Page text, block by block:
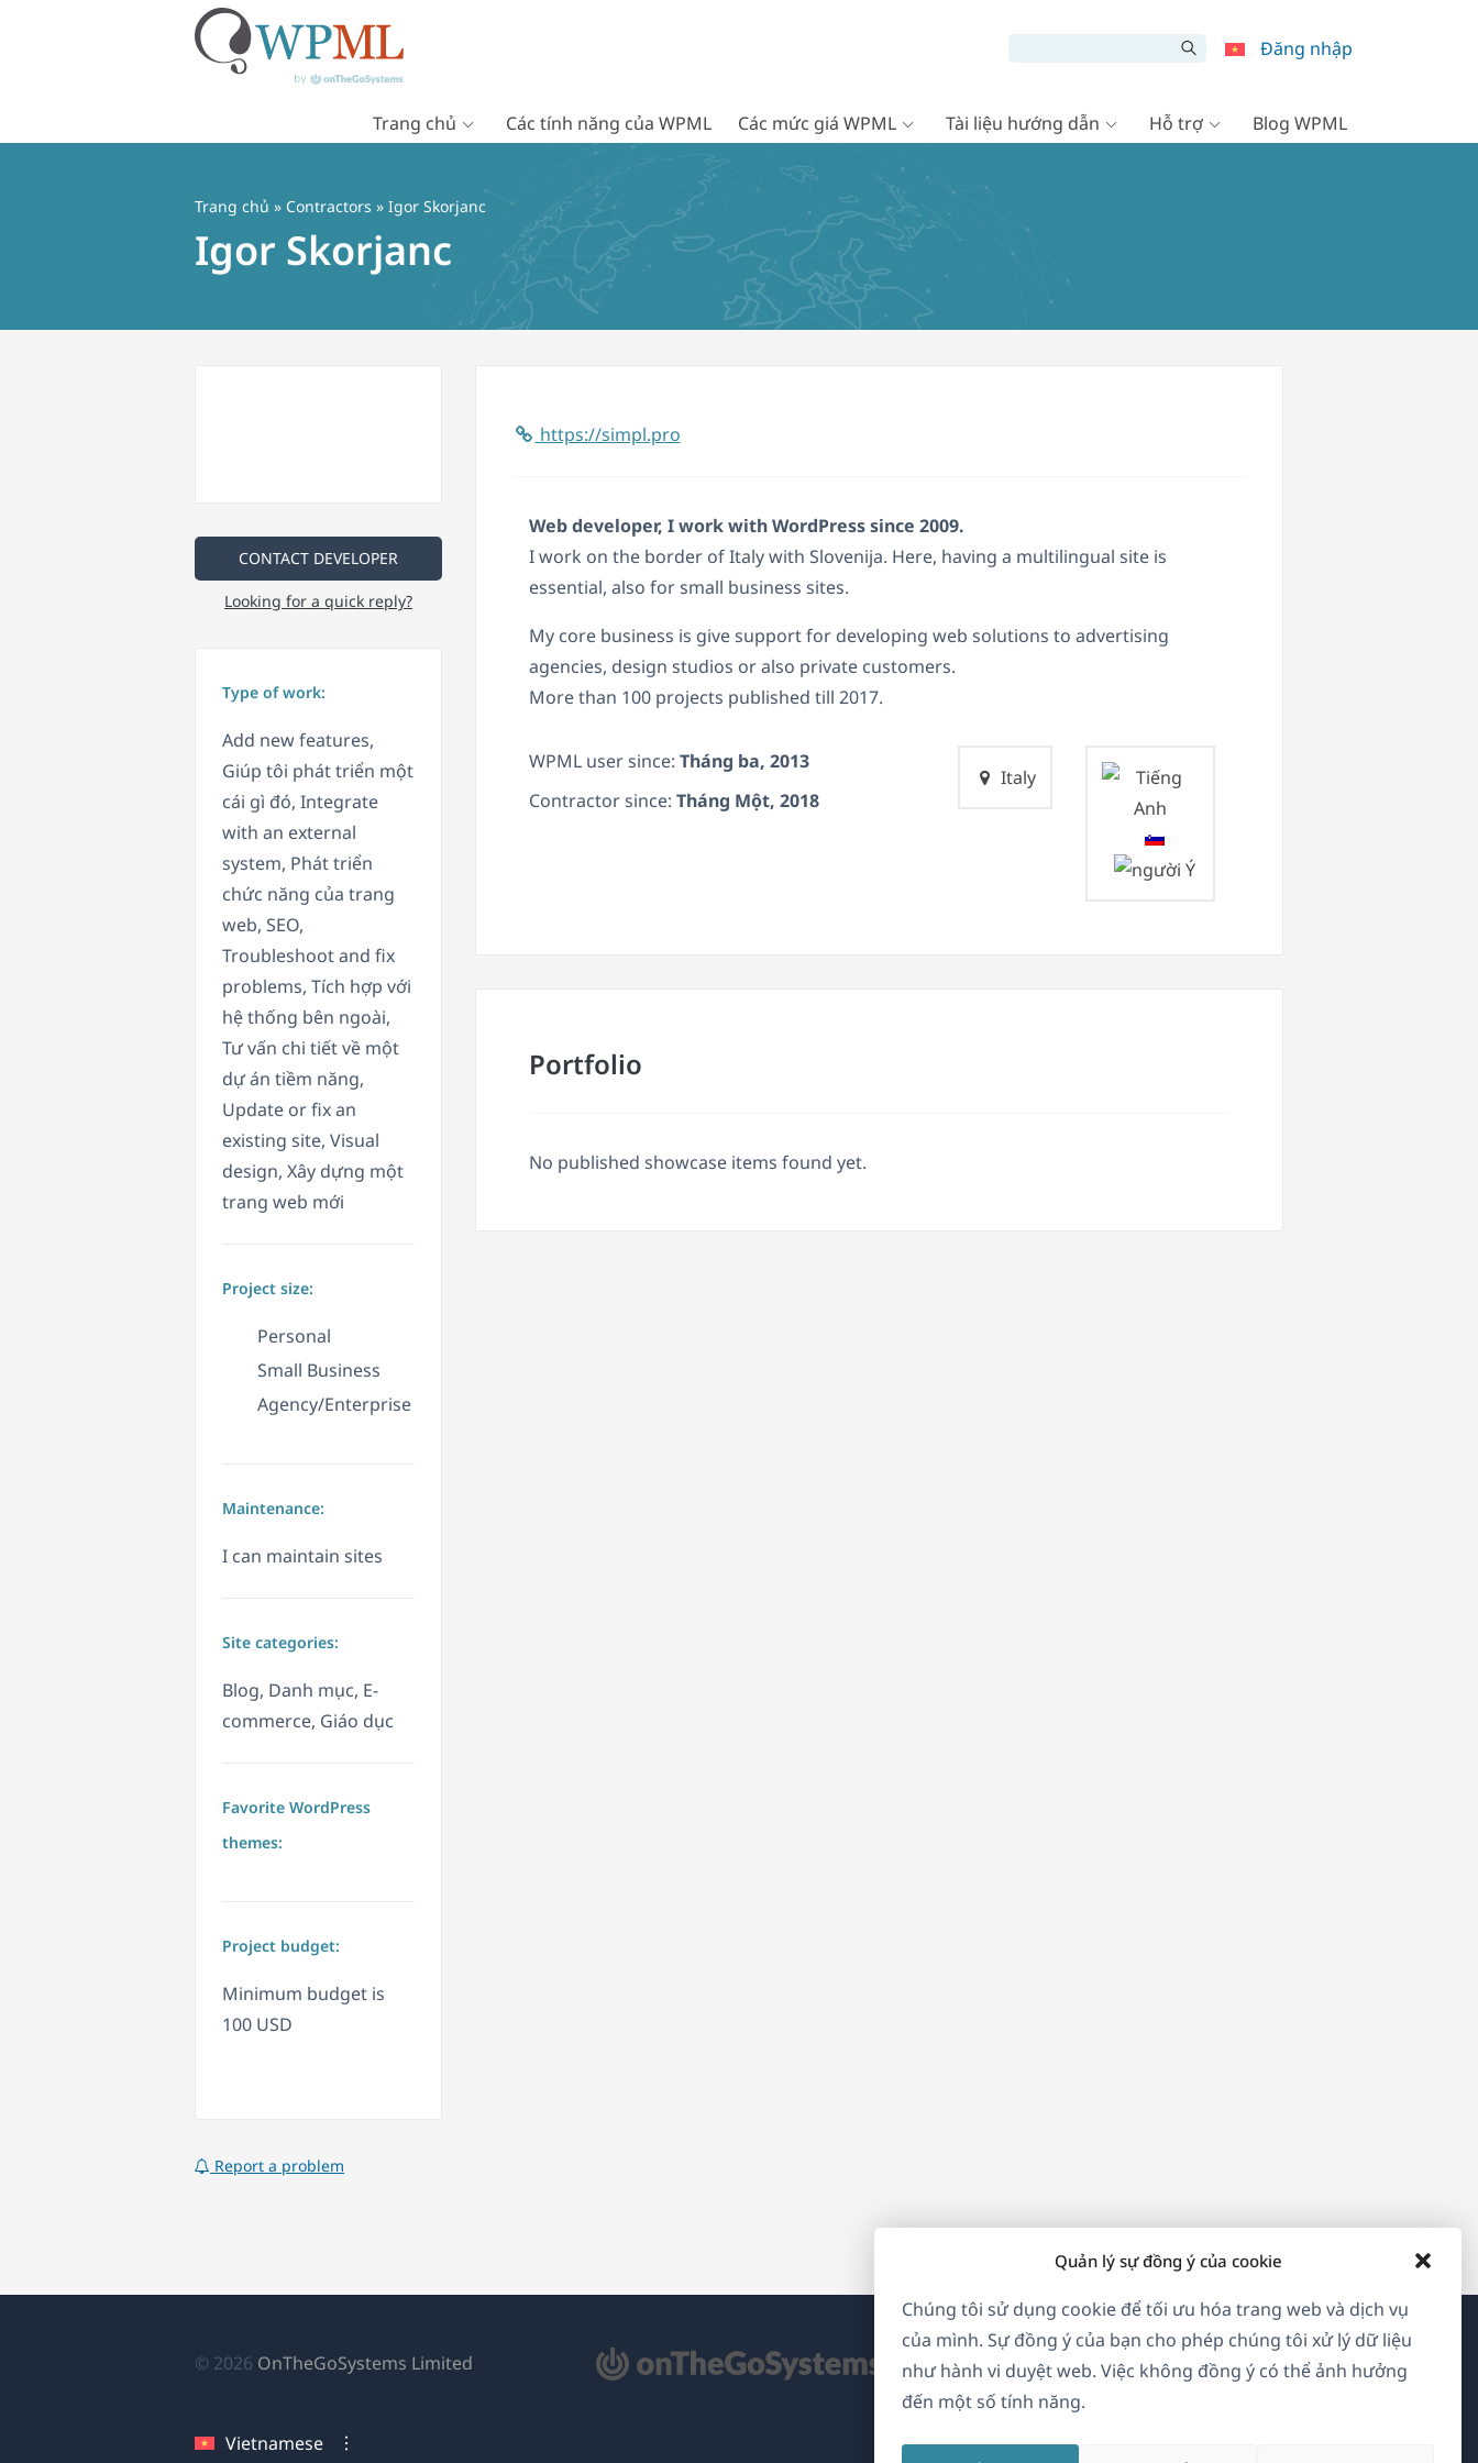
Quản lý sự đồng ý của cookie
Chúng tôi sử dụng cookie để tối ưu hóa trang web và dịch vụ
của mình. Sự đồng ý của bạn cho phép chúng tôi xử lý dữ liệu
như hành vi duyệt web. Việc không đồng ý có thể ảnh hưởng
đến một số tính năng.
Đăng nhập
Trang chủ Các tính năng của WPML Các mức giá WPML Tài liệu hướng dẫn Hỗ trợ Blog WPML
Trang chủ » Contractors » Igor Skorjanc
Igor Skorjanc
CONTACT DEVELOPER
Looking for a quick reply?
Type of work:
Add new features,
Giúp tôi phát triển một
cái gì đó, Integrate
with an external
system, Phát triển
chức năng của trang
web, SEO,
Troubleshoot and fix
problems, Tích hợp với
hệ thống bên ngoài,
Tư vấn chi tiết về một
dự án tiềm năng,
Update or fix an
existing site, Visual
design, Xây dựng một
trang web mới
Project size:
Personal
Small Business
Agency/Enterprise
Maintenance:
I can maintain sites
Site categories:
Blog, Danh mục, E-
commerce, Giáo dục
Favorite WordPress
themes:
Project budget:
Minimum budget is
100 USD
Report a problem
https://simpl.pro
Web developer, I work with WordPress since 2009.
I work on the border of Italy with Slovenija. Here, having a multilingual site is
essential, also for small business sites.
My core business is give support for developing web solutions to advertising
agencies, design studios or also private customers.
More than 100 projects published till 2017.
WPML user since: Tháng ba, 2013
Contractor since: Tháng Một, 2018
Italy
Portfolio
No published showcase items found yet.
© 2026 OnTheGoSystems Limited
Vietnamese
Về WPML
GDPR & Chính sách Bảo mật
Tham gia đội ngũ của chúng tôi